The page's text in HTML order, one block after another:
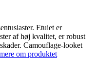
Etuiet er
af høj kvalitet, er robust
Camouflage-looket
om produktet